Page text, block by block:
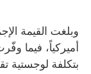
أميركياً، فيما
بتكلفة لوجستية تقديرية بلغت